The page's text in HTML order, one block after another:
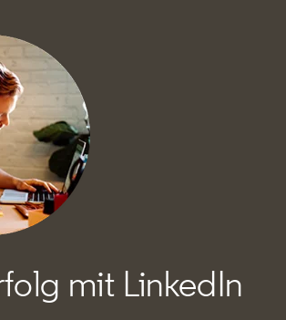
mit LinkedIn